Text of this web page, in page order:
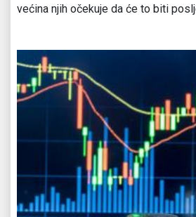
većina njih očekuje da će to biti